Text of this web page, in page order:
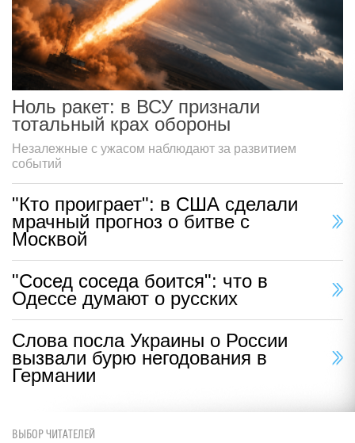
Ноль ракет: в ВСУ признали
тотальный крах обороны
Незалежные с ужасом наблюдают за развитием
событий
"Кто проиграет": в США сделали
мрачный прогноз о битве с
Москвой
"Сосед соседа боится": что в
Одессе думают о русских
Слова посла Украины о России
вызвали бурю негодования в
Германии
ВЫБОР ЧИТАТЕЛЕЙ